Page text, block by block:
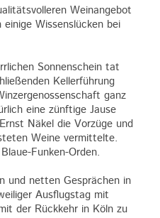
Weinangebot
Wissenslücken bei
Sonnenschein tat
Kellerführung
ganz
eine zünftige Jause
Näkel die Vorzüge und
Weine vermittelte.
Funken-Orden.
und netten Gesprächen in
Ausflugstag mit
der Rückkehr in Köln zu